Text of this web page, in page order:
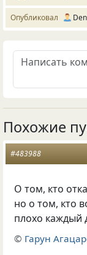
Опубликовал
Похожие
#483988
О том, кто
но о том, кто
плохо каждый
© Гарун